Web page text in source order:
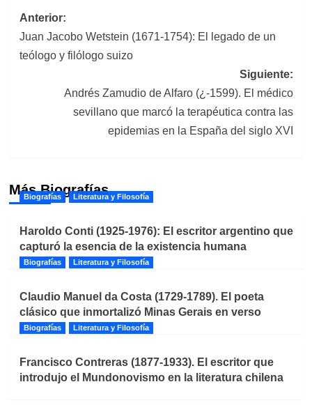
Navegación
de
entradas
Anterior:
Juan Jacobo Wetstein (1671-1754): El legado de un
teólogo y filólogo suizo
Siguiente:
Andrés Zamudio de Alfaro (¿-1599). El médico
sevillano que marcó la terapéutica contra las
epidemias en la España del siglo XVI
Más Biografías
Biografías Literatura y Filosofía
Haroldo Conti (1925-1976): El escritor argentino que
capturó la esencia de la existencia humana
Biografías Literatura y Filosofía
Claudio Manuel da Costa (1729-1789). El poeta
clásico que inmortalizó Minas Gerais en verso
Biografías Literatura y Filosofía
Francisco Contreras (1877-1933). El escritor que
introdujo el Mundonovismo en la literatura chilena